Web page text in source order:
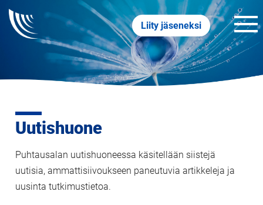
Liity jäseneksi
Uutishuone
Puhtausalan uutishuoneessa käsitellään siistejä
uutisia, ammattisiivoukseen paneutuvia artikkeleja ja
uusinta tutkimustietoa.